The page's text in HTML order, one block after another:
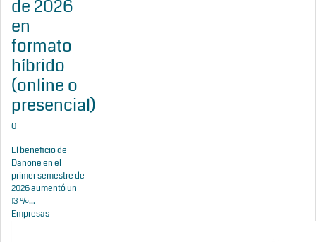
de 2026
en
formato
híbrido
(online o
presencial)
0
El beneficio de
Danone en el
primer semestre de
2026 aumentó un
13 %...
Empresas